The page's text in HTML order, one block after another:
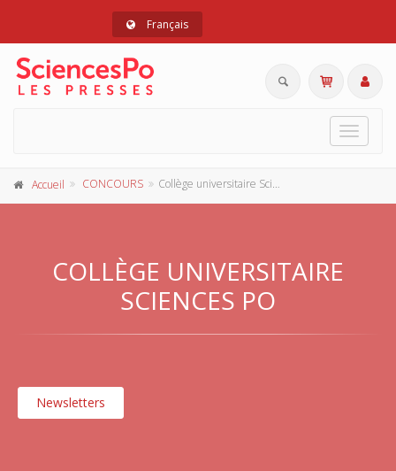
Français
Toggle
Accueil CONCOURS Collège universitaire Sciences Po
COLLÈGE UNIVERSITAIRE
SCIENCES PO
Newsletters